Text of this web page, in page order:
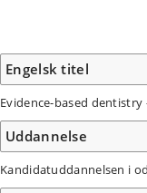
Engelsk titel
Evidence-based
Uddannelse
Kandidatuddannelsen i